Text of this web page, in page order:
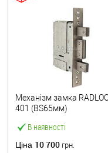
В наявності
Механізм замка
401 (BS65мм)
Ціна 10 700 грн.